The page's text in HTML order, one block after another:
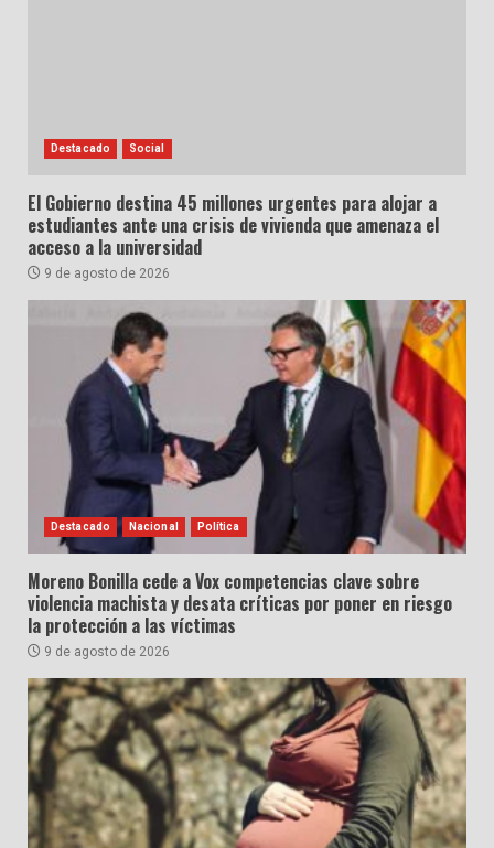
Destacado Social
El Gobierno destina 45 millones urgentes para alojar a
estudiantes ante una crisis de vivienda que amenaza el
acceso a la universidad
9 de agosto de 2026
Destacado Nacional Política
Moreno Bonilla cede a Vox competencias clave sobre
violencia machista y desata críticas por poner en riesgo
la protección a las víctimas
9 de agosto de 2026